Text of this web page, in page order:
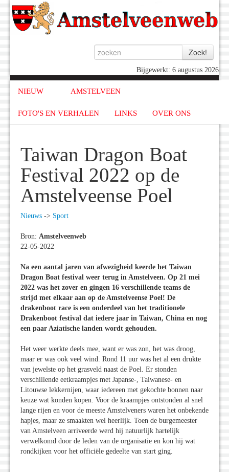
Bijgewerkt: 6 augustus 2026
NIEUW AMSTELVEEN
FOTO'S EN VERHALEN LINKS OVER ONS
Taiwan Dragon Boat
Festival 2022 op de
Amstelveense Poel
Nieuws -> Sport
Bron: Amstelveenweb
22-05-2022
Na een aantal jaren van afwezigheid keerde het Taiwan
Dragon Boat festival weer terug in Amstelveen. Op 21 mei
2022 was het zover en gingen 16 verschillende teams de
strijd met elkaar aan op de Amstelveense Poel! De
drakenboot race is een onderdeel van het traditionele
Drakenboot festival dat iedere jaar in Taiwan, China en nog
een paar Aziatische landen wordt gehouden.
Het weer werkte deels mee, want er was zon, het was droog,
maar er was ook veel wind. Rond 11 uur was het al een drukte
van jewelste op het grasveld naast de Poel. Er stonden
verschillende eetkraampjes met Japanse-, Taiwanese- en
Litouwse lekkernijen, waar iedereen met gekochte bonnen naar
keuze wat konden kopen. Voor de kraampjes ontstonden al snel
lange rijen en voor de meeste Amstelveners waren het onbekende
hapjes, maar ze smaakten wel heerlijk. Toen de burgemeester
van Amstelveen arriveerde werd hij natuurlijk hartelijk
verwelkomd door de leden van de organisatie en kon hij wat
rondkijken voor het officiële gedeelte van start ging.